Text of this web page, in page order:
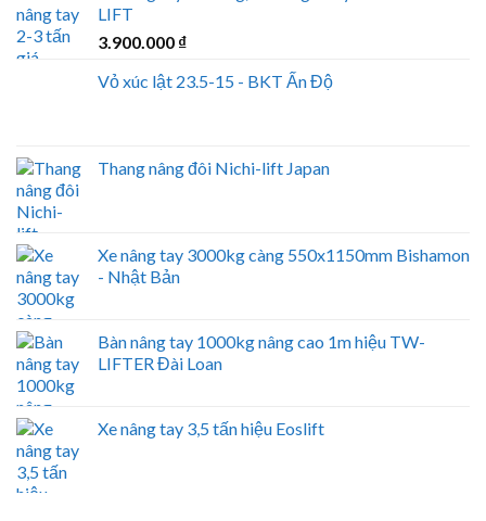
LIFT
3.900.000 ₫
Vỏ xúc lật 23.5-15 - BKT Ấn Độ
Thang nâng đôi Nichi-lift Japan
Xe nâng tay 3000kg càng 550x1150mm Bishamon
- Nhật Bản
Bàn nâng tay 1000kg nâng cao 1m hiệu TW-
LIFTER Đài Loan
Xe nâng tay 3,5 tấn hiệu Eoslift